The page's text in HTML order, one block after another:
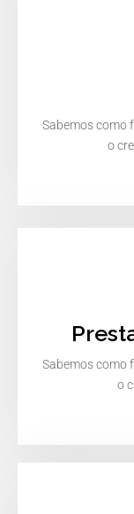
Sabemos como
o
Sabemos como
o